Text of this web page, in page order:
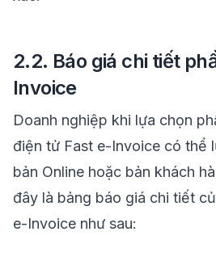
2.2. Báo giá chi tiết
Invoice
Doanh nghiệp khi lựa chọn
điện tử Fast e-Invoice có thể
bản Online hoặc bản khách
đây là bảng báo giá chi tiết
e-Invoice như sau: